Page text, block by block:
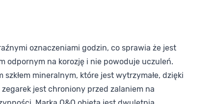
oznaczeniami godzin, co sprawia że jest
odpornym na korozję i nie powoduje uczuleń.
mineralnym, które jest wytrzymałe, dzięki
jest chroniony przed zalaniem na